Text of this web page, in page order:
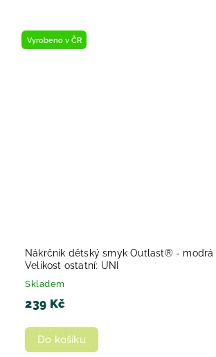
Vyrobeno v ČR
Nákrčník dětský smyk Outlast® - modrá
Velikost ostatní: UNI
Skladem
239 Kč
Do košíku